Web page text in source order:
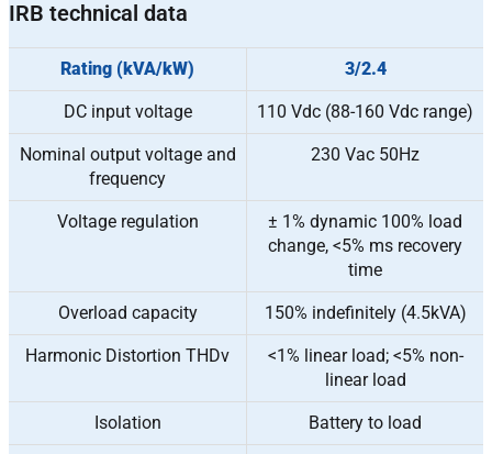
IRB technical data
Rating (kVA/kW) 3/2.4
DC input voltage 110 Vdc (88-160 Vdc range)
Nominal output voltage and
frequency
230 Vac 50Hz
Voltage regulation
± 1% dynamic 100% load
change, <5% ms recovery
time
Overload capacity 150% indefinitely (4.5kVA)
Harmonic Distortion THDv
<1% linear load; <5% non-
linear load
Isolation Battery to load